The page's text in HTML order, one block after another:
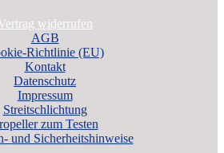
widerrufen
AGB
Richtlinie (EU)
Kontakt
Datenschutz
Impressum
Streitschlichtung
zum Testen
und Sicherheitshinweise